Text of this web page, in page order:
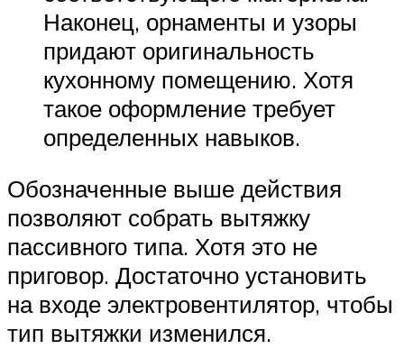
Наконец, орнаменты и узоры
придают оригинальность
кухонному помещению. Хотя
такое оформление требует
определенных навыков.
Обозначенные выше действия
позволяют собрать вытяжку
пассивного типа. Хотя это не
приговор. Достаточно установить
на входе электровентилятор, чтобы
тип вытяжки изменился.